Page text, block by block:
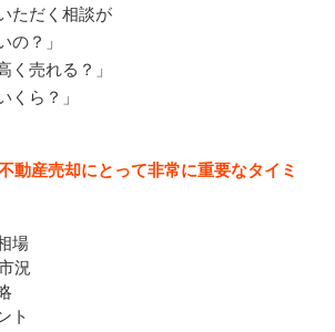
ただく相談が
の？」
く売れる？」
くら？」
動産売却にとって非常に重要なタイミ
場
況
ト